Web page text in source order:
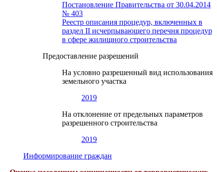
Постановление Правительства от 30.04.2014
№ 403
Реестр описания процедур, включенных в
раздел II исчерпывающего перечня процедур
в сфере жилищного строительства
Предоставление разрешений
На условно разрешенный вид использования
земельного участка
2019
На отклонение от предельных параметров
разрешенного строительства
2019
Информирование граждан